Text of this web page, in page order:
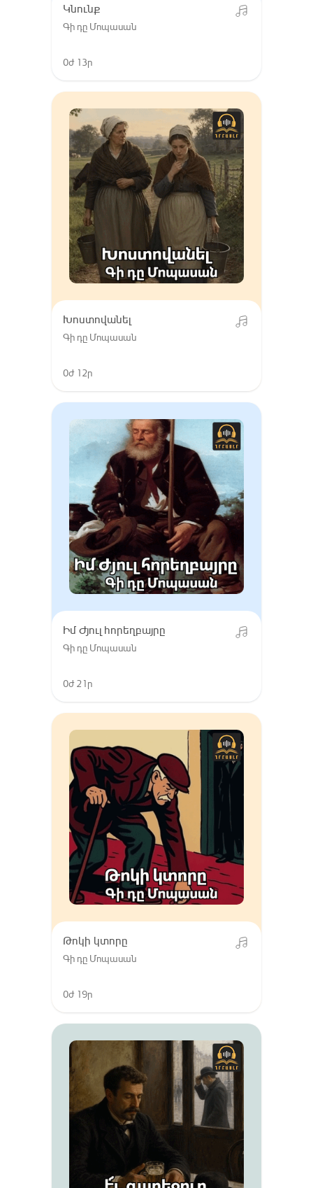
Կնունք
Գի դը Մոպասան
0ժ 13ր
Խոստովանել
Գի դը Մոպասան
0ժ 12ր
Իմ Ժյուլ հորեղբայրը
Գի դը Մոպասան
0ժ 21ր
Թոկի կտորը
Գի դը Մոպասան
0ժ 19ր